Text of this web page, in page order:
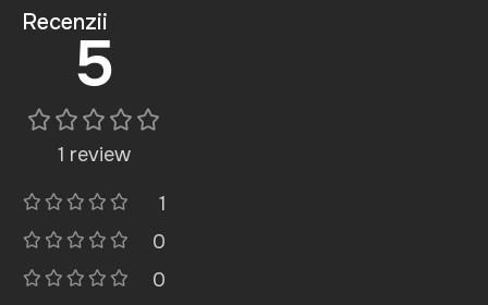
Recenzii
5
1 review
1
0
0